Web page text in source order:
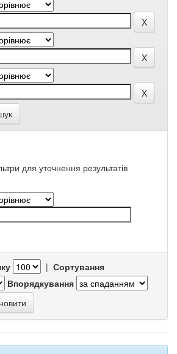
для уточнення результатів
| Сортування
Впорядкування